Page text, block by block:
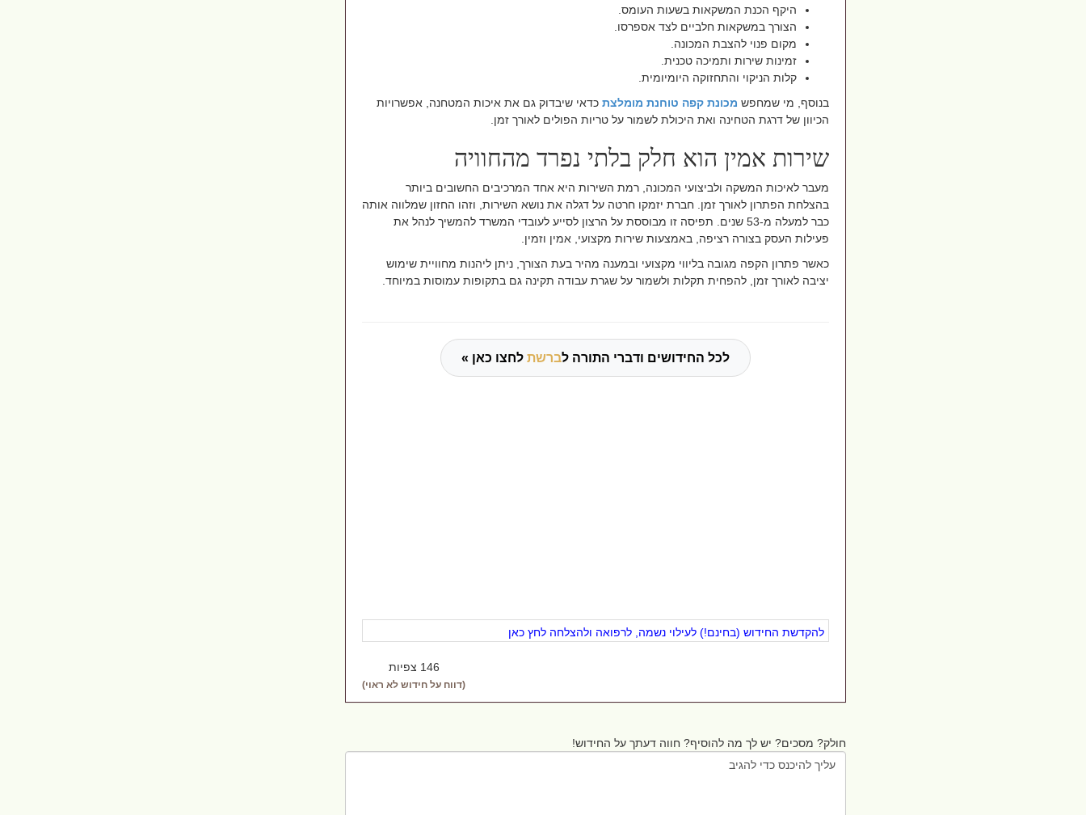
היקף הכנת המשקאות בשעות העומס
הצורך במשקאות חלביים לצד אספרסו
מקום פנוי להצבת המכונה
זמינות שירות ותמיכה טכנית
קלות הניקוי והתחזוקה היומיומית
בנוסף, מי שמחפש מכונת קפה טוחנת מומלצת כדאי שיבדוק גם את איכות המטחנה, אפשרויות
הכיוון של דרגת הטחינה ואת היכולת לשמור על טריות הפולים לאורך זמן
שירות אמין הוא חלק בלתי נפרד מהחוויה
מעבר לאיכות המשקה ולביצועי המכונה, רמת השירות היא אחד המרכיבים החשובים ביותר
בהצלחת הפתרון לאורך זמן. חברת יזמקו חרטה על דגלה את נושא השירות, וזהו החזון שמלווה אותה
כבר למעלה מ-53 שנים. תפיסה זו מבוססת על הרצון לסייע לעובדי המשרד להמשיך לנהל את
פעילות העסק בצורה רציפה, באמצעות שירות מקצועי, אמין וזמין
כאשר פתרון הקפה מגובה בליווי מקצועי ובמענה מהיר בעת הצורך, ניתן ליהנות מחוויית שימוש
יציבה לאורך זמן, להפחית תקלות ולשמור על שגרת עבודה תקינה גם בתקופות עמוסות במיוחד
לכל החידושים ודברי התורה לברשת לחצו כאן »
להקדשת החידוש (בחינם!) לעילוי נשמה, לרפואה ולהצלחה לחץ כאן
146 צפיות
(דווח על חידוש לא ראוי)
חולק? מסכים? יש לך מה להוסיף? חווה דעתך על החידוש!